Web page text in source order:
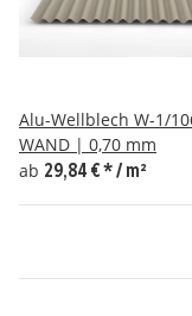
Alu-Wellblech W-1/
WAND | 0,70 mm
ab 29,84 €*/ m²